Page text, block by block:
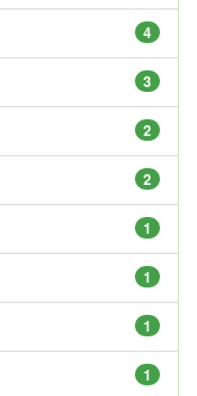
4
3
2
2
1
1
1
1